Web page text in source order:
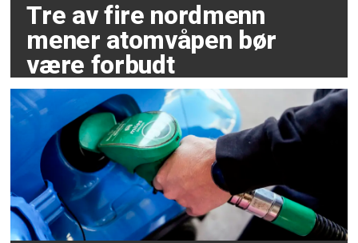
Tre av fire nordmenn
mener atomvåpen bør
være forbudt